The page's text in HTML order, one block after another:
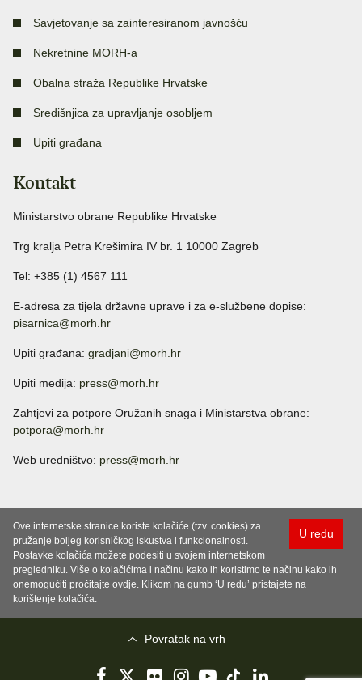
Savjetovanje sa zainteresiranom javnošću
Nekretnine MORH-a
Obalna straža Republike Hrvatske
Središnjica za upravljanje osobljem
Upiti građana
Kontakt
Ministarstvo obrane Republike Hrvatske
Trg kralja Petra Krešimira IV br. 1 10000 Zagreb
Tel: +385 (1) 4567 111
E-adresa za tijela državne uprave i za e-službene dopise:
pisarnica@morh.hr
Upiti građana: gradjani@morh.hr
Upiti medija: press@morh.hr
Zahtjevi za potpore Oružanih snaga i Ministarstva obrane:
potpora@morh.hr
Web uredništvo: press@morh.hr
U redu
Ove internetske stranice koriste kolačiće (tzv. cookies) za
pružanje boljeg korisničkog iskustva i funkcionalnosti.
Postavke kolačića možete podesiti u svojem internetskom
pregledniku. Više o kolačićima i načinu kako ih koristimo te načinu kako ih
onemogućiti pročitajte ovdje. Klikom na gumb ‘U redu’ pristajete na
korištenje kolačića.
Povratak na vrh